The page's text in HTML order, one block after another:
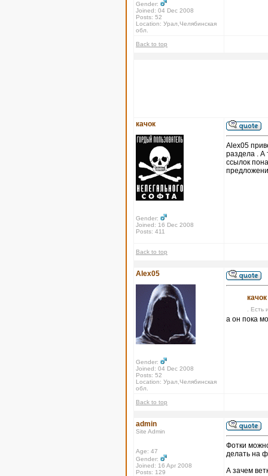
Gender:
Joined: 04 Dec 2008
Posts: 52
Location: Урал,Челябинская
обл.
Back to top
качок
Gender:
Joined: 16 Dec 2008
Posts: 411
Alex05
раздела . А
ссылок
Back to top
Alex05
Gender:
Joined: 04 Dec 2008
Posts: 52
Location: Урал,Челябинская
обл.
.
а он пока
Back to top
admin
Site Admin
Age: 47
Gender:
Joined: 16 Apr 2008
Posts: 129
Фотки
делать на
А зачем